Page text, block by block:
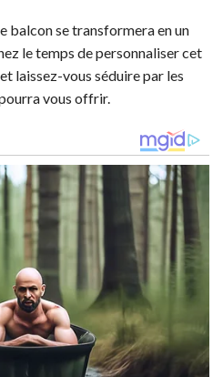
balcon se transformera en un
le temps de personnaliser cet
laissez-vous séduire par les
vous offrir.